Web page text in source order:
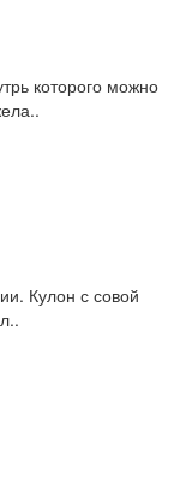
которого можно
Кулон с совой